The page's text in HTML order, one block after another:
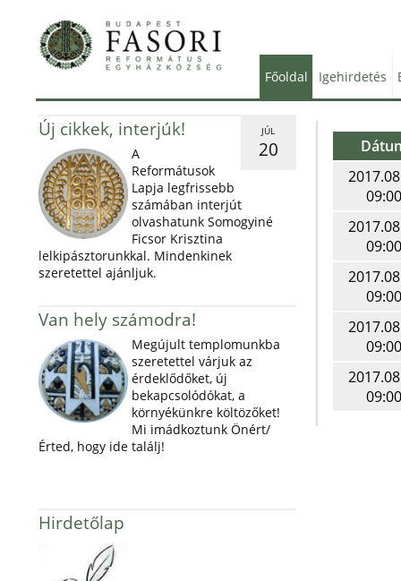
Főoldal Igehirdetés
JÚL
20
Új cikkek, interjúk!
A
Reformátusok
Lapja legfrissebb
számában interjút
olvashatunk Somogyiné
Ficsor Krisztina
lelkipásztorunkkal. Mindenkinek
szeretettel ajánljuk.
Van hely számodra!
Megújult templomunkba
szeretettel várjuk az
érdeklődőket, új
bekapcsolódókat, a
környékünkre költözőket!
Mi imádkoztunk Önért/
Érted, hogy ide találj!
Hirdetőlap
09:00
09:00
09:00
09:00
09:00